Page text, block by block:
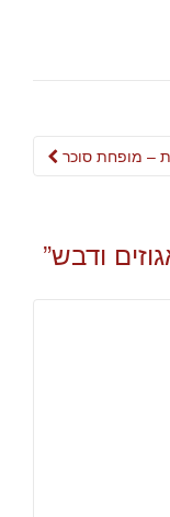
Post
– מופחת סוכר
ודבש”